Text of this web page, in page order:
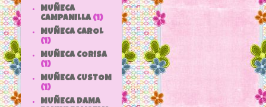
MUÑECA
CAMPANILLA (1)
MUÑECA CAROL
(1)
MUÑECA CORISA
(1)
MUÑECA CUSTOM
(1)
MUÑECA DAMA